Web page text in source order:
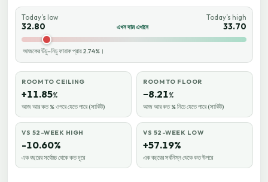
Today’s low
32.80 এখন দাম এখানে
Today’s high
33.70
আজকের উঁচু–নিচু ফারাক প্রায় 2.74%।
ROOM TO CEILING
+11.85%
আজ আর কত % ওপরে যেতে পারে (সার্কিট)
ROOM TO FLOOR
−8.21%
আজ আর কত % নিচে যেতে পারে (সার্কিট)
VS 52-WEEK HIGH
-10.60%
এক বছরের সর্বোচ্চ থেকে কত দূরে
VS 52-WEEK LOW
+57.19%
এক বছরের সর্বনিম্ন থেকে কত উপরে